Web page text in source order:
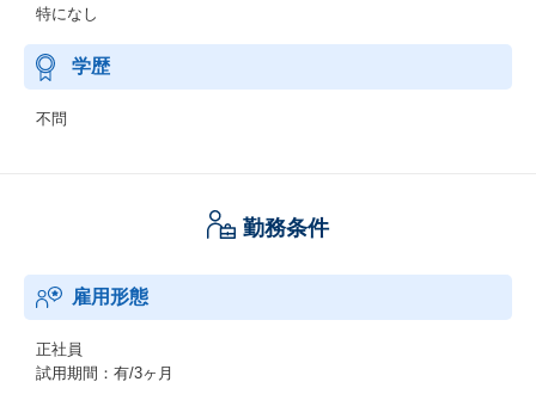
特になし
学歴
不問
勤務条件
雇用形態
正社員
試用期間：有/3ヶ月